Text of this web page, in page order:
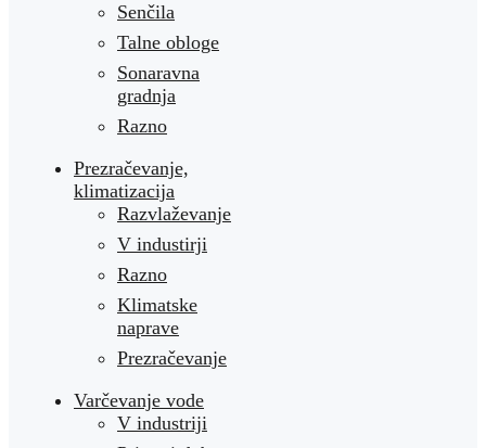
Senčila
Talne obloge
Sonaravna
gradnja
Razno
Prezračevanje,
klimatizacija
Razvlaževanje
V industirji
Razno
Klimatske
naprave
Prezračevanje
Varčevanje vode
V industriji